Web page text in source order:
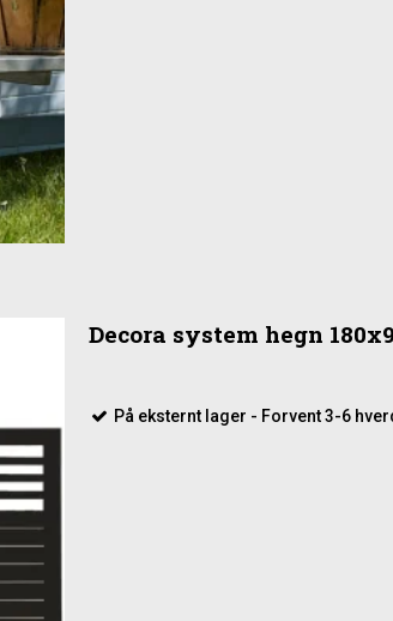
Decora system hegn
På eksternt lager - Forvent 3-6